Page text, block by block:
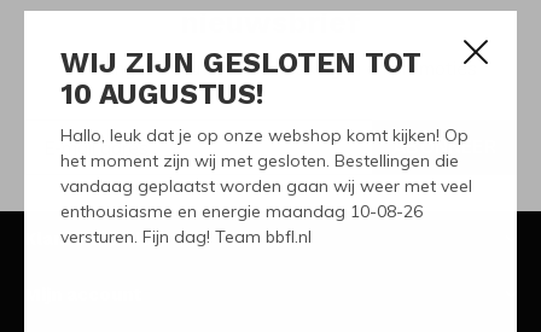
WIJ ZIJN GESLOTEN TOT
10 AUGUSTUS!
Hallo, leuk dat je op onze webshop komt kijken! Op
het moment zijn wij met gesloten. Bestellingen die
vandaag geplaatst worden gaan wij weer met veel
enthousiasme en energie maandag 10-08-26
versturen. Fijn dag! Team bbfl.nl
nieuwsbrief
Ontvang de nieuwste aanbiedingen en promoties
ABONNEER
Klantenservice